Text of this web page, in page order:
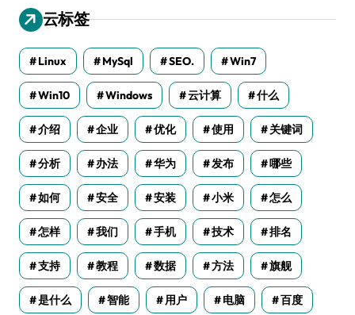
云标签
Linux MySql SEO. Win7
Win10 Windows 云计算 什么
介绍 企业 优化 使用 关键词
分析 办法 华为 发布 哪些
如何 安全 安装 小米 怎么
怎样 我们 手机 技术 排名
支持 教程 数据 方法 旗舰
是什么 智能 用户 电脑 百度